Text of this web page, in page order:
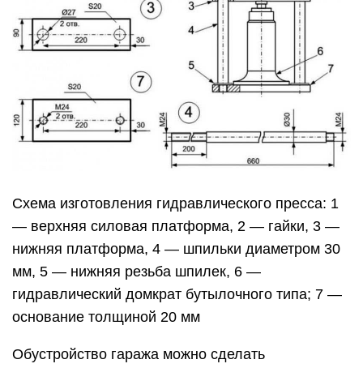
Схема изготовления гидравлического пресса: 1
— верхняя силовая платформа, 2 — гайки, 3 —
нижняя платформа, 4 — шпильки диаметром 30
мм, 5 — нижняя резьба шпилек, 6 —
гидравлический домкрат бутылочного типа; 7 —
основание толщиной 20 мм
Обустройство гаража можно сделать